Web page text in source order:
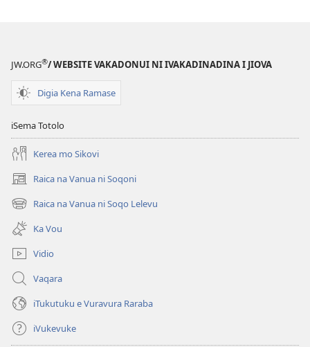
e
Jiova​
Caka
JW.ORG®/ WEBSITE VAKADONUI NI IVAKADINADINA I JIOVA
Digia Kena Ramase
iSema Totolo
Kerea mo Sikovi
Raica na Vanua ni Soqoni
(opens
new
window)
Raica na Vanua ni Soqo Lelevu
(opens
new
window)
Ka Vou
Vidio
Vaqara
iTukutuku e Vuravura Raraba
iVukevuke